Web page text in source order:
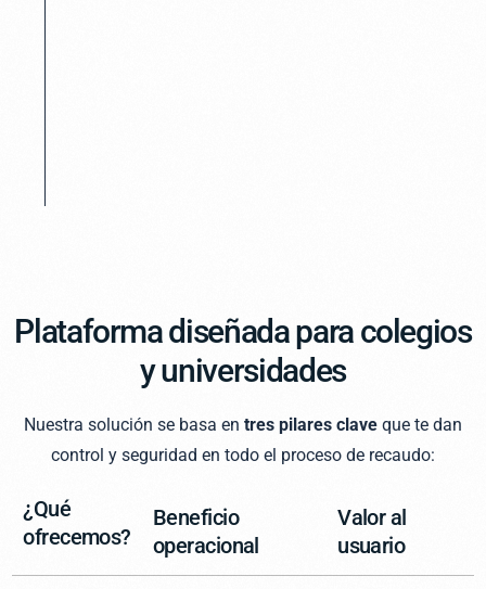
Plataforma diseñada para colegios
y universidades
Nuestra solución se basa en tres pilares clave que te dan
control y seguridad en todo el proceso de recaudo:
¿Qué
ofrecemos?
Beneficio
operacional
Valor al
usuario